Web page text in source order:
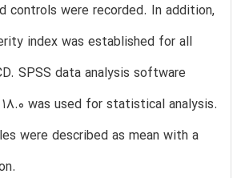
controls were recorded. In addition,
index was established for all
SPSS data analysis software
was used for statistical analysis.
were described as mean with a